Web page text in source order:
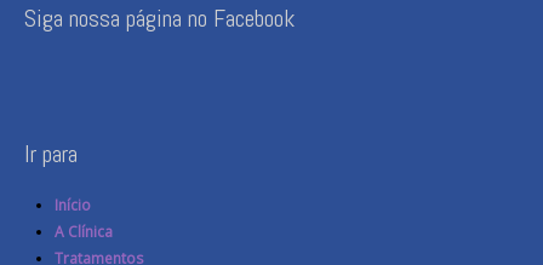
Siga nossa página no Facebook
Ir para
Início
A Clínica
Tratamentos